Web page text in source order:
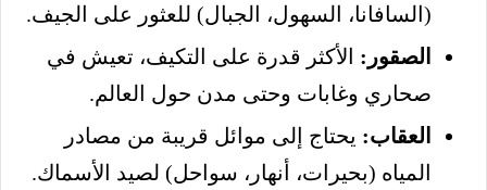
(السافانا، السهول، الجبال) للعثور على الجيف.
الصقور: الأكثر قدرة على التكيف، تعيش في
صحاري وغابات وحتى مدن حول العالم.
العقاب: يحتاج إلى موائل قريبة من مصادر
المياه (بحيرات، أنهار، سواحل) لصيد الأسماك.